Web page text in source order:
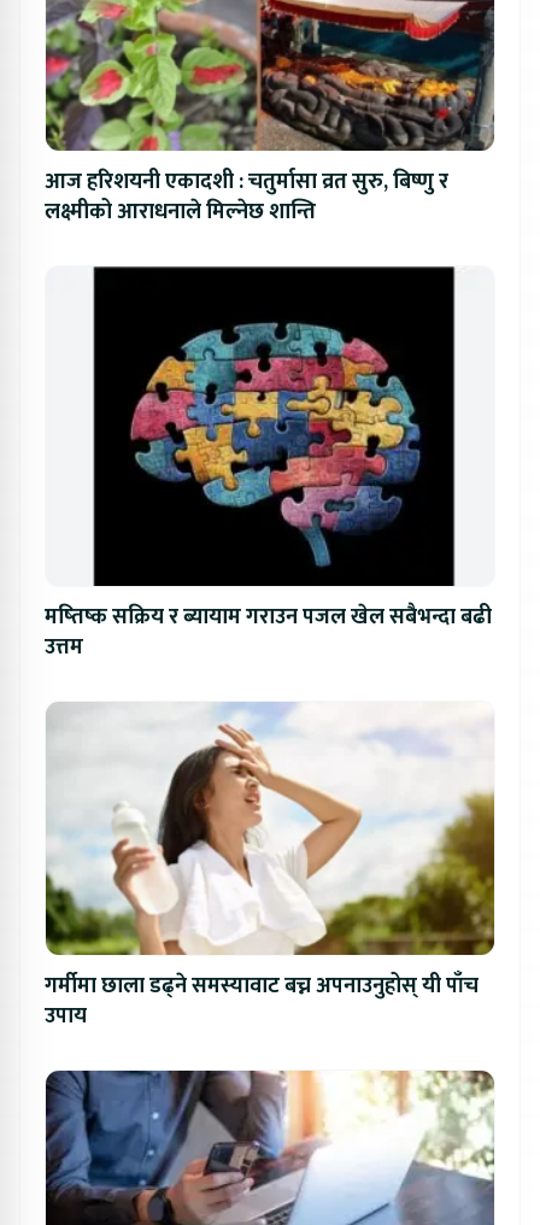
आज हरिशयनी एकादशी : चतुर्मासा व्रत सुरु, बिष्णु र
लक्ष्मीको आराधनाले मिल्नेछ शान्ति
मष्तिष्क सक्रिय र ब्यायाम गराउन पजल खेल सबैभन्दा बढी
उत्तम
गर्मीमा छाला डढ्ने समस्यावाट बच्न अपनाउनुहोस् यी पाँच
उपाय